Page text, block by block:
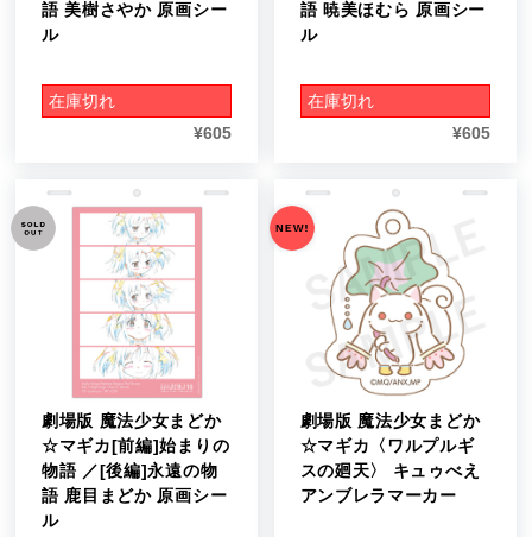
語 美樹さやか 原画シー
ル
在庫切れ
¥605
語 暁美ほむら 原画シー
ル
在庫切れ
¥605
劇場版 魔法少女まどか
☆マギカ[前編]始まりの
物語 ／[後編]永遠の物
語 鹿目まどか 原画シー
ル
劇場版 魔法少女まどか
☆マギカ〈ワルプルギ
スの廻天〉 キュゥべえ
アンブレラマーカー